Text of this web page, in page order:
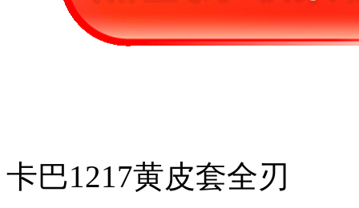
卡巴1217黄皮套全刃